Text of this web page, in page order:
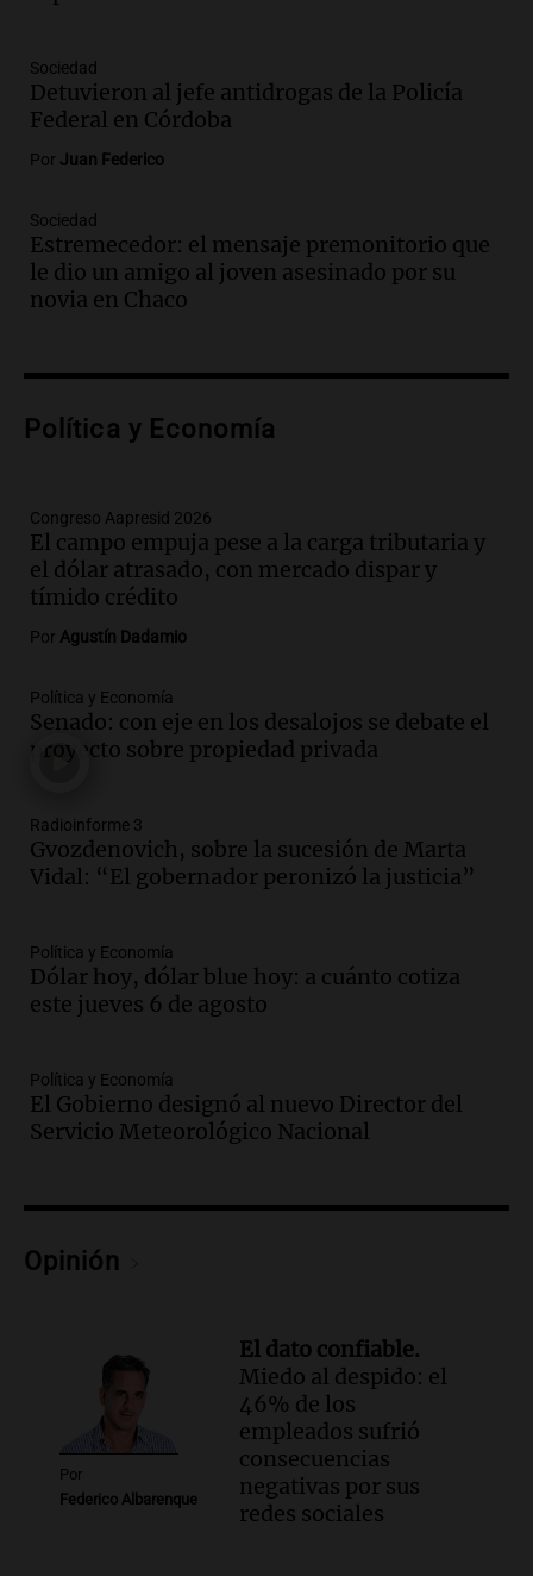
debe aceptar modificaciones en la ley de
tierras por falta de votos
Noticias
Episodios
descontados a docentes por paro en dos
fechas clave de 2023
Panorama Federal
Episodios
muertes de 90 personas
Episodios
de viento fuertes en varias provincias
Noticias
Episodios
Audio.Coti, en plena gira europea:
"Tocar en Liverpool es como tocar el
Ahora país
Episodios
Audio.Una historia de superación y
Noticias
Episodios
Audio.“Hicieron feliz a una palomita”:
histórico limpiavidrios
Juntos
Episodios
criaderos: "La superpoblación de perros
y gatos es gravísima"
Noticias Rosario
empleados sufrió consecuencias
El dato confiable
conmovedora historia de "El Duende" y
su hija violinista
La Mesa de Café
Episodios
Audio.
La pizzería más antigua de
Córdoba homenajeó a León XIV con una
pizza esculpida con su rostro
Sociedad
Detuvieron al jefe antidrogas de la Policía
Federal en Córdoba
Por Juan Federico
Sociedad
Estremecedor: el mensaje premonitorio que
le dio un amigo al joven asesinado por su
novia en Chaco
Política y Economía
Congreso Aapresid 2026
El campo empuja pese a la carga tributaria y
el dólar atrasado, con mercado dispar y
tímido crédito
Por Agustín Dadamio
Política y Economía
Senado: con eje en los desalojos se debate el
proyecto sobre propiedad privada
Radioinforme 3
Gvozdenovich, sobre la sucesión de Marta
Vidal: “El gobernador peronizó la justicia”
Política y Economía
Dólar hoy, dólar blue hoy: a cuánto cotiza
este jueves 6 de agosto
Política y Economía
El Gobierno designó al nuevo Director del
Servicio Meteorológico Nacional
Opinión
Por
Federico Albarenque
El dato confiable.
Miedo al despido: el
46% de los
empleados sufrió
consecuencias
negativas por sus
redes sociales